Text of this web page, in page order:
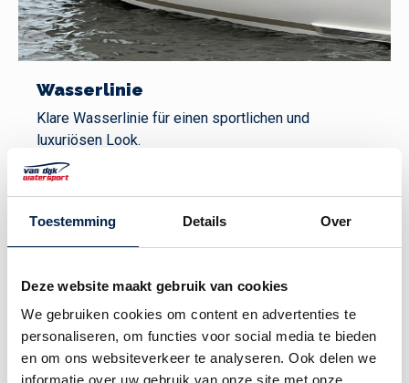
Toestemming Details Over
Deze website maakt gebruik van cookies
We gebruiken cookies om content en advertenties te
personaliseren, om functies voor social media te bieden
en om ons websiteverkeer te analyseren. Ook delen we
informatie over uw gebruik van onze site met onze
Wasserlinie
Klare Wasserlinie für einen sportlichen und
luxuriösen Look.
✓